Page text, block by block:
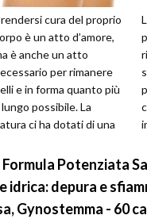
cura del proprio
è un atto d’amore,
è anche un atto
per rimanere
e in forma quanto più
lungo possibile. La
ci ha dotati di una
Formula Potenziata
idrica: depura e
Gynostemma - 60